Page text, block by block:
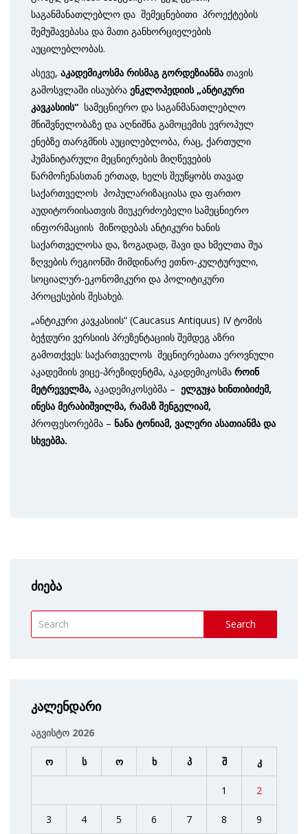
საგანმანათლებლო და შემეცნებითი პროექტების
შემუშავებასა და მათი განხორციელების
აუცილებლობას.
ასევე, აკადემიკოსმა რისმაგ გორდეზიანმა თავის
გამოსვლაში ისაუბრა ენკლოპედიის „ანტიკური
კავკასიის“ სამეცნიერო და საგანმანათლებლო
მნიშვნელობაზე და აღნიშნა გამოცემის ევროპულ
ენებზე თარგმნის აუცილებლობა, რაც, ქართული
ჰუმანიტარული მეცნიერების მიღწევების
წარმოჩენასთან ერთად, ხელს შეუწყობს თავად
საქართველოს პოპულარიზაციასა და ფართო
აუდიტორიისათვის მიუკერძოებელი სამეცნიერო
ინფორმაციის მიწოდებას ანტიკური ხანის
საქართველოსა და, ზოგადად, შავი და ხმელთა შუა
ზღვების რეგიონში მიმდინარე ეთნო-კულტურული,
სოციალურ-ეკონომიკური და პოლიტიკური
პროცესების შესახებ.
„ანტიკური კავკასიის“ (Caucasus Antiquus) IV ტომის
ბეჭდური ვერსიის პრეზენტაციის შემდეგ აზრი
გამოთქვეს: საქართველოს მეცნიერებათა ეროვნული
აკადემიის ვიცე-პრეზიდენტმა, აკადემიკოსმა როინ
მეტრეველმა, აკადემიკოსებმა – ელგუჯა ხინთიბიძემ,
ინესა მერაბიშვილმა, რამაზ შენგელიამ,
პროფესორებმა – ნანა ტონიამ, ვალერი ასათიანმა და
სხვებმა.
ძიება
Search
კალენდარი
აგვისტო 2026
ო ს ო ხ პ შ კ
1 2
3 4 5 6 7 8 9